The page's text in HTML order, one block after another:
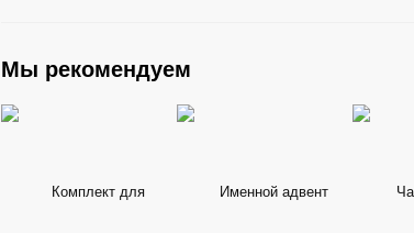
Мы рекомендуем